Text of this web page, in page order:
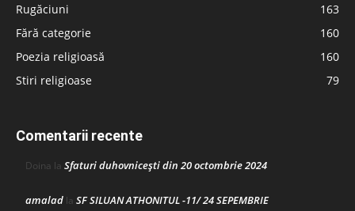
Rugăciuni
163
Fără categorie
160
Poezia religioasă
160
Stiri religioase
79
Comentarii recente
Doina la Sfaturi duhovnicești din 20 octombrie 2024
amalad la SF SILUAN ATHONITUL -11/ 24 SEPEMBRIE